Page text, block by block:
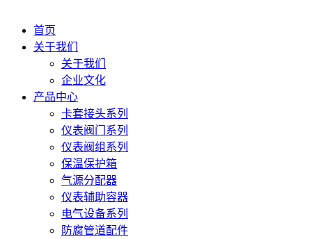
首页
关于我们
关于我们
企业文化
产品中心
卡套接头系列
仪表阀门系列
仪表阀组系列
保温保护箱
气源分配器
仪表辅助容器
电气设备系列
防腐管道配件